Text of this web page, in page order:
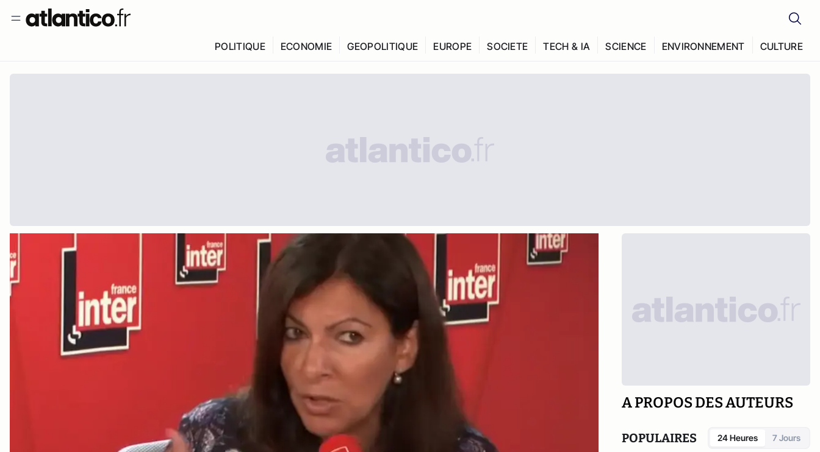
POLITIQUE ECONOMIE GEOPOLITIQUE EUROPE SOCIETE TECH & IA SCIENCE ENVIRONNEMENT CULTURE
A PROPOS DES AUTEURS
POPULAIRES 24 Heures 7 Jours